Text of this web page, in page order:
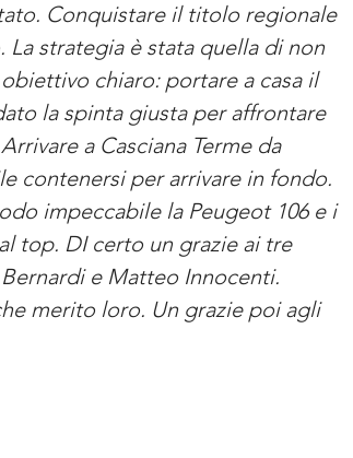
Conquistare il titolo regionale
strategia è stata quella di non
chiaro: portare a casa il
la spinta giusta per affrontare
a Casciana Terme da
contenersi per arrivare in fondo.
impeccabile la Peugeot 106 e i
top. DI certo un grazie ai tre
e Matteo Innocenti.
merito loro. Un grazie poi agli